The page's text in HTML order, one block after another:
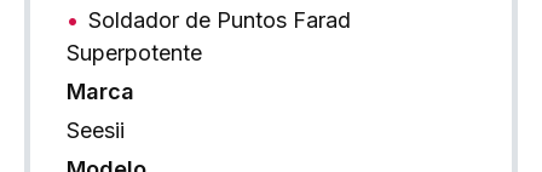
Soldador de Puntos Farad
Superpotente
Marca
Seesii